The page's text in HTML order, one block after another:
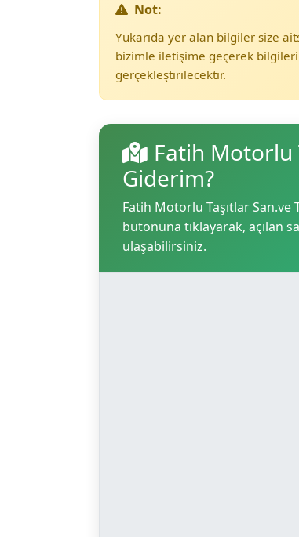
Not:
Yukarıda yer alan bilgiler size
bizimle iletişime geçerek
gerçekleştirilecektir.
Fatih Motorlu
Giderim?
Fatih Motorlu Taşıtlar
butonuna tıklayarak, açılan
ulaşabilirsiniz.